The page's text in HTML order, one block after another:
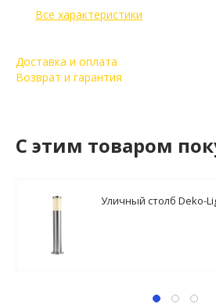
Все характеристики
Доставка и оплата
Возврат и гарантия
C этим товаром
Уличный столб Deko-